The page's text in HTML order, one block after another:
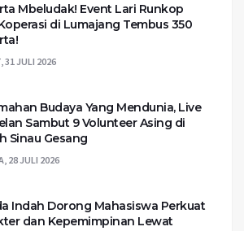
Mbeludak! Event Lari Runkop
di Lumajang Tembus 350
31 JULI 2026
Budaya Yang Mendunia, Live
Sambut 9 Volunteer Asing di
Sinau Gesang
28 JULI 2026
Indah Dorong Mahasiswa Perkuat
dan Kepemimpinan Lewat